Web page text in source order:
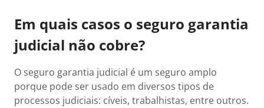
Em quais casos o seguro garantia
judicial não cobre?
O seguro garantia judicial é um seguro amplo
porque pode ser usado em diversos tipos de
processos judiciais: cíveis, trabalhistas, entre outros.